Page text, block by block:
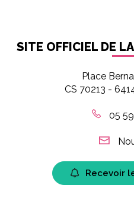
SITE OFFICIEL DE
Place
CS 70213 -
05
Recevoir